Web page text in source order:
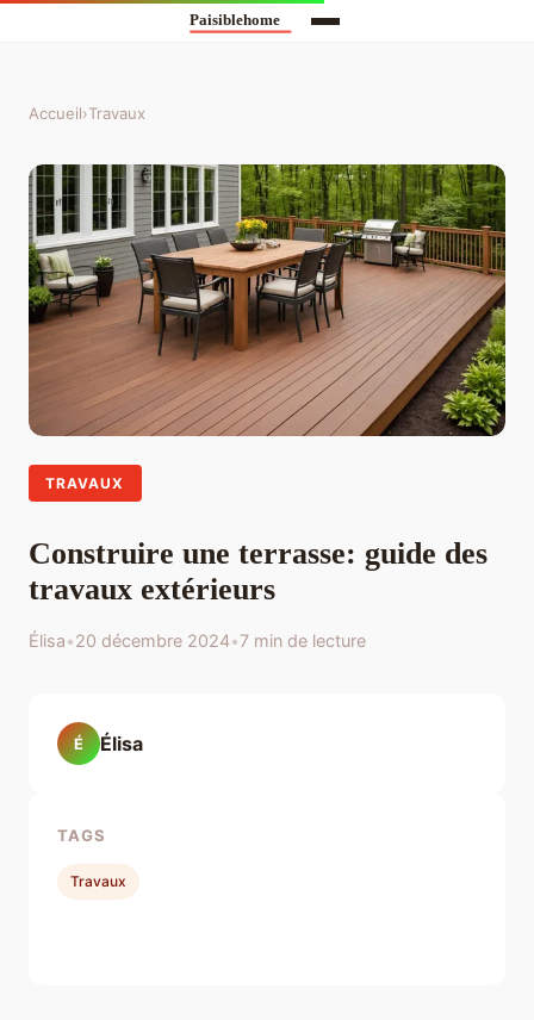
Accueil›Travaux
TRAVAUX
Construire une terrasse: guide des
travaux extérieurs
Élisa•20 décembre 2024•7 min de lecture
É Élisa
TAGS
Travaux